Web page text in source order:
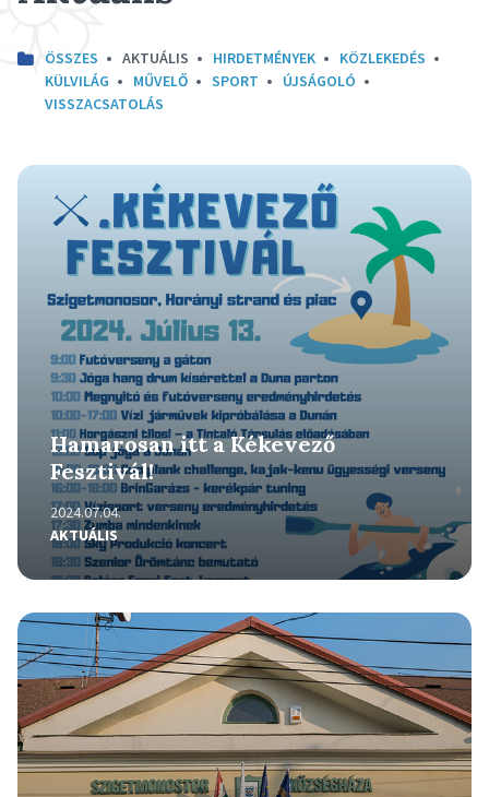
ÖSSZES AKTUÁLIS HIRDETMÉNYEK
KÖZLEKEDÉS
KÜLVILÁG
MŰVELŐ SPORT
ÚJSÁGOLÓ
VISSZACSATOLÁS
Hamarosan itt a Kékevező
Fesztivál!
2024.07.04.
AKTUÁLIS
Részletek
Részletek